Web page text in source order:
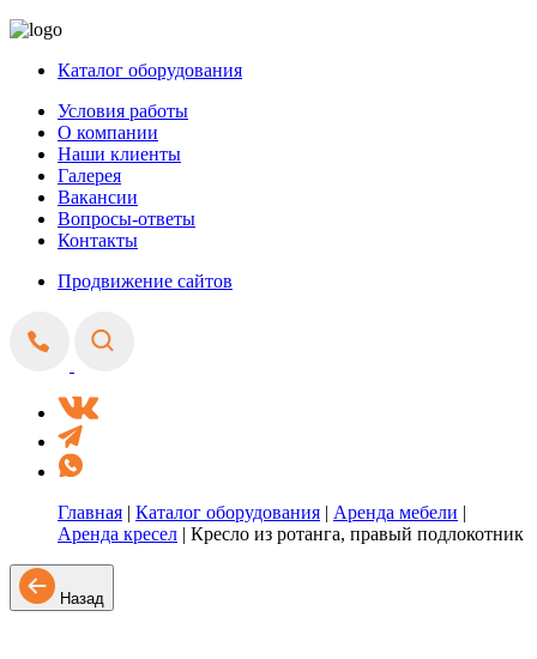
Каталог оборудования
Условия работы
О компании
Наши клиенты
Галерея
Вакансии
Вопросы-ответы
Контакты
Продвижение сайтов
Главная | Каталог оборудования | Аренда мебели |
Аренда кресел | Кресло из ротанга, правый подлокотник
Назад